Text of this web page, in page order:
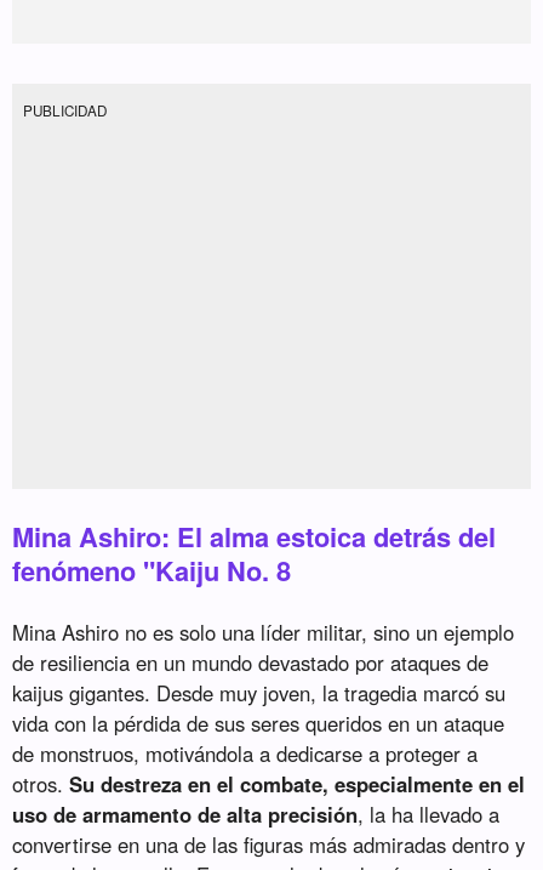
PUBLICIDAD
Mina Ashiro: El alma estoica detrás del
fenómeno "Kaiju No. 8
Mina Ashiro no es solo una líder militar, sino un ejemplo
de resiliencia en un mundo devastado por ataques de
kaijus gigantes. Desde muy joven, la tragedia marcó su
vida con la pérdida de sus seres queridos en un ataque
de monstruos, motivándola a dedicarse a proteger a
otros.Su destreza en el combate, especialmente en el
uso de armamento de alta precisión, la ha llevado a
convertirse en una de las figuras más admiradas dentro y